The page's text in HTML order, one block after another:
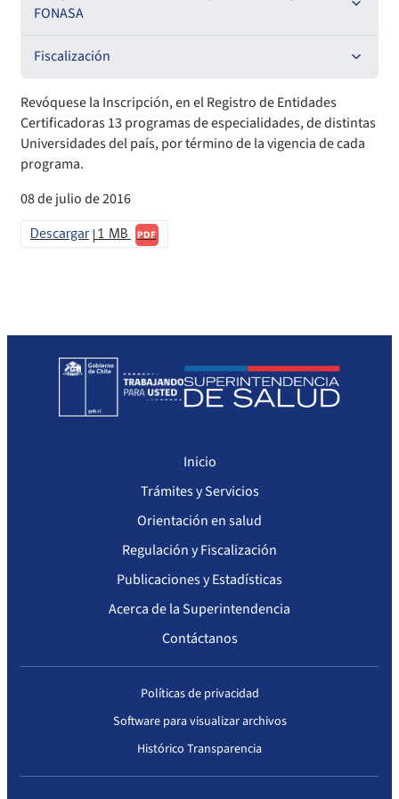
EMT Ley N° 20.416
Comisión Evaluadora de Licitaciones Públicas
Convenios de colaboración
Declaración de patrimonio e intereses de autoridades
Estructura Orgánica
Otras Resoluciones
Sanciones aplicadas
FONASA
Compendio Beneficios
Compendio de Archivos Maestros
Compendio Información
Compendio Procedimientos
Fiscalización
Informes de fiscalización
Sanciones aplicadas
Sanciones Agentes de Ventas
Revóquese la Inscripción, en el Registro de Entidades
Certificadoras 13 programas de especialidades, de distintas
Universidades del país, por término de la vigencia de cada
programa.
08 de julio de 2016
Descargar 1 MB PDF
Inicio
Trámites y Servicios
Orientación en salud
Regulación y Fiscalización
Publicaciones y Estadísticas
Acerca de la Superintendencia
Contáctanos
Políticas de privacidad
Software para visualizar archivos
Histórico Transparencia